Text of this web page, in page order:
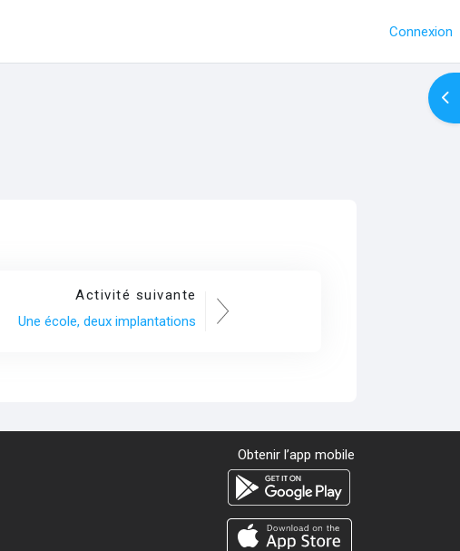
Connexion
Activité suivante
Une école, deux implantations
Obtenir l’app mobile